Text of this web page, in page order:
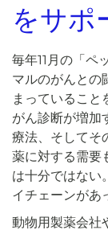
をサポ
毎年11月の「ペ
マルのがんとの
まっていること
がん診断が増加
療法、そしてそ
薬に対する需要
は十分ではない
イチェーンがあ
動物用製薬会社